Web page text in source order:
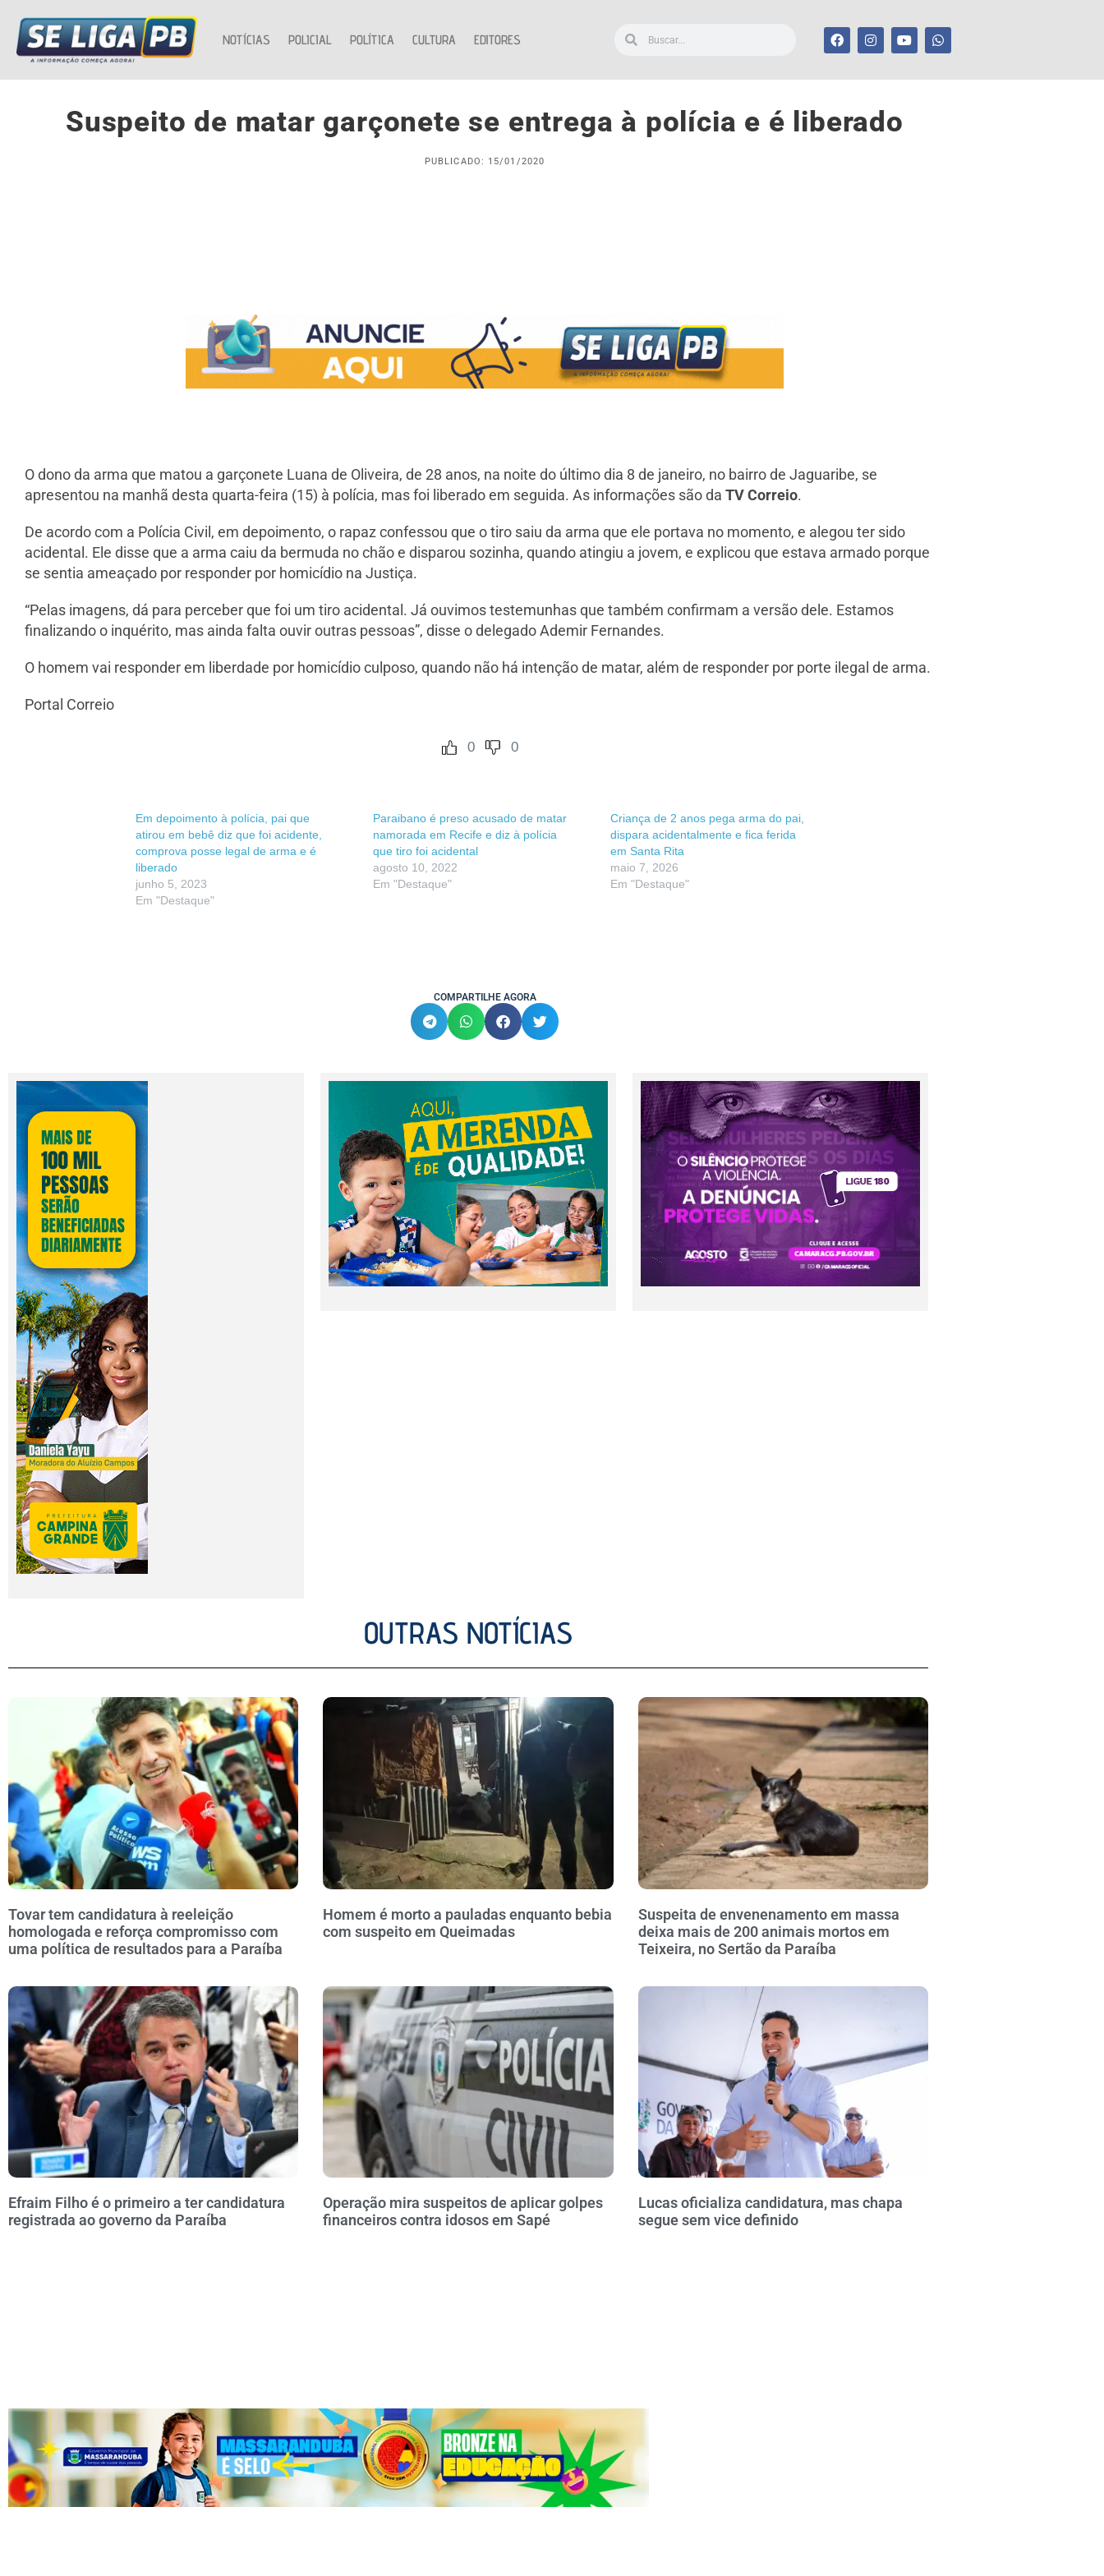
NOTÍCIAS POLICIAL POLÍTICA CULTURA EDITORES
Suspeito de matar garçonete se entrega à polícia e é liberado
PUBLICADO: 15/01/2020
O dono da arma que matou a garçonete Luana de Oliveira, de 28 anos, na noite do último dia 8 de janeiro, no bairro de Jaguaribe, se
apresentou na manhã desta quarta-feira (15) à polícia, mas foi liberado em seguida. As informações são da TV Correio.
De acordo com a Polícia Civil, em depoimento, o rapaz confessou que o tiro saiu da arma que ele portava no momento, e alegou ter sido
acidental. Ele disse que a arma caiu da bermuda no chão e disparou sozinha, quando atingiu a jovem, e explicou que estava armado porque
se sentia ameaçado por responder por homicídio na Justiça.
“Pelas imagens, dá para perceber que foi um tiro acidental. Já ouvimos testemunhas que também confirmam a versão dele. Estamos
finalizando o inquérito, mas ainda falta ouvir outras pessoas”, disse o delegado Ademir Fernandes.
O homem vai responder em liberdade por homicídio culposo, quando não há intenção de matar, além de responder por porte ilegal de arma.
Portal Correio
0 0
Em depoimento à polícia, pai que
atirou em bebê diz que foi acidente,
comprova posse legal de arma e é
liberado
junho 5, 2023
Em "Destaque"
Paraibano é preso acusado de matar
namorada em Recife e diz à polícia
que tiro foi acidental
agosto 10, 2022
Em "Destaque"
Criança de 2 anos pega arma do pai,
dispara acidentalmente e fica ferida
em Santa Rita
maio 7, 2026
Em "Destaque"
COMPARTILHE AGORA
OUTRAS NOTÍCIAS
Tovar tem candidatura à reeleição
homologada e reforça compromisso com
uma política de resultados para a Paraíba
Homem é morto a pauladas enquanto bebia
com suspeito em Queimadas
Suspeita de envenenamento em massa
deixa mais de 200 animais mortos em
Teixeira, no Sertão da Paraíba
Efraim Filho é o primeiro a ter candidatura
registrada ao governo da Paraíba
Operação mira suspeitos de aplicar golpes
financeiros contra idosos em Sapé
Lucas oficializa candidatura, mas chapa
segue sem vice definido